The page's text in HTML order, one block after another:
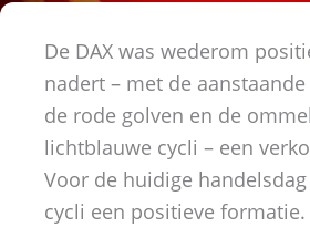
De DAX was wederom
nadert – met de
de rode golven en de
lichtblauwe cycli – een
Voor de huidige
cycli een positieve formatie.